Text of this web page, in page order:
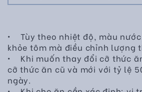
• Tùy theo nhiệt độ, màu
khỏe tôm mà điều chỉnh lượng
• Khi muốn thay đổi cỡ thức
cỡ thức ăn cũ và mới với tỷ lệ
ngày.